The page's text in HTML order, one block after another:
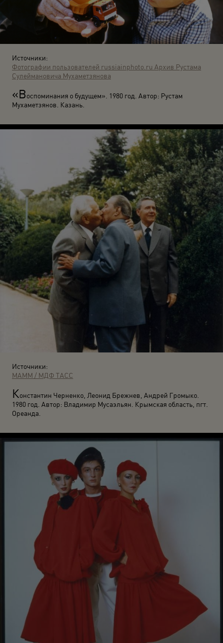
Источники:
Фотографии пользователей russiainphoto.ru Архив Рустама
Сулеймановича Мухаметзянова
«Воспоминания о будущем». 1980 год. Автор: Рустам
Мухаметзянов. Казань.
Источники:
МАММ / МДФ ТАСС
Константин Черненко, Леонид Брежнев, Андрей Громыко.
1980 год. Автор: Владимир Мусаэльян. Крымская область, пгт.
Ореанда.